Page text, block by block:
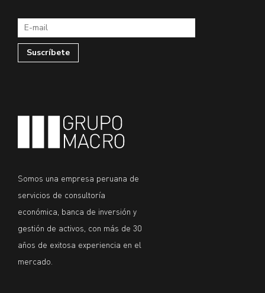
Somos una empresa peruana de
servicios de consultoría
económica, banca de inversión y
gestión de activos, con más de 30
años de exitosa experiencia en el
mercado.